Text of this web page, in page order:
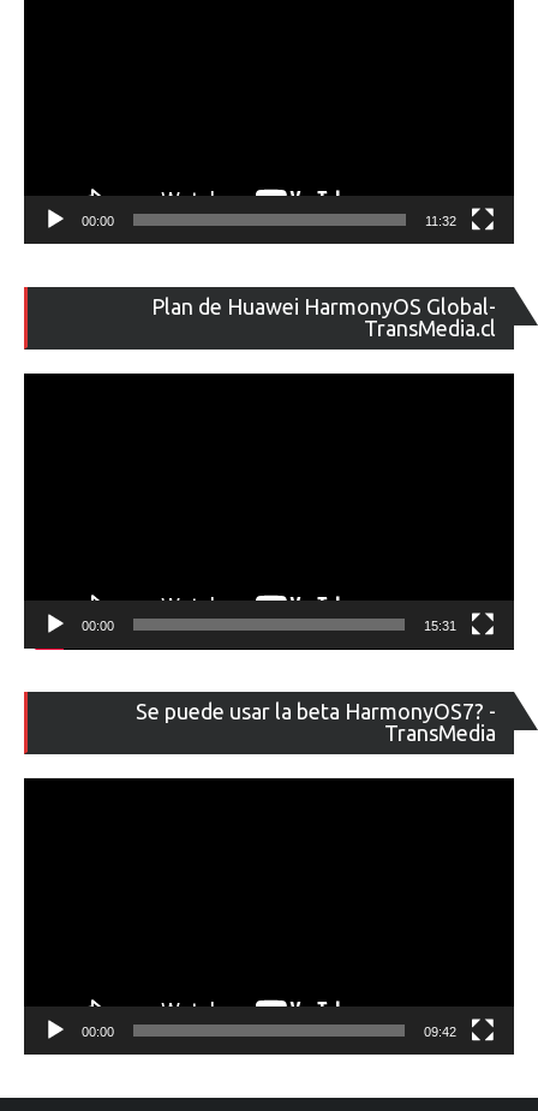
00:00 11:32
Plan de Huawei HarmonyOS Global-
TransMedia.cl
de
00:00 15:31
Se puede usar la beta HarmonyOS7? -
TransMedia
de
00:00 09:42